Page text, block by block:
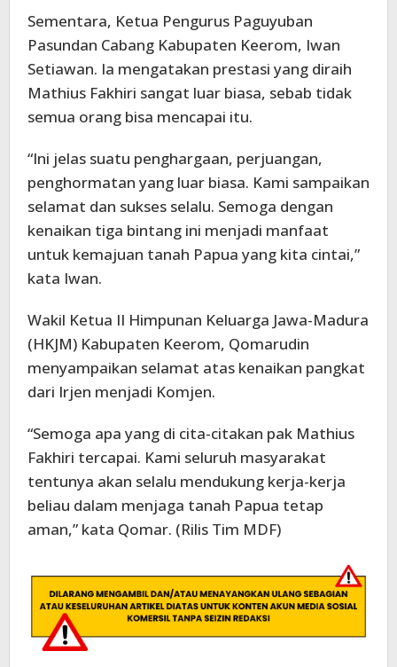
Sementara, Ketua Pengurus Paguyuban
Pasundan Cabang Kabupaten Keerom, Iwan
Setiawan. Ia mengatakan prestasi yang diraih
Mathius Fakhiri sangat luar biasa, sebab tidak
semua orang bisa mencapai itu.
“Ini jelas suatu penghargaan, perjuangan,
penghormatan yang luar biasa. Kami sampaikan
selamat dan sukses selalu. Semoga dengan
kenaikan tiga bintang ini menjadi manfaat
untuk kemajuan tanah Papua yang kita cintai,”
kata Iwan.
Wakil Ketua II Himpunan Keluarga Jawa-Madura
(HKJM) Kabupaten Keerom, Qomarudin
menyampaikan selamat atas kenaikan pangkat
dari Irjen menjadi Komjen.
“Semoga apa yang di cita-citakan pak Mathius
Fakhiri tercapai. Kami seluruh masyarakat
tentunya akan selalu mendukung kerja-kerja
beliau dalam menjaga tanah Papua tetap
aman,” kata Qomar. (Rilis Tim MDF)